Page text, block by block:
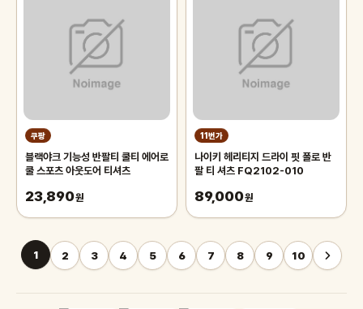
쿠팡
블랙야크 기능성 반팔티 쿨티 에어로
쿨 스포츠 아웃도어 티셔츠
23,890원
11번가
나이키 헤리티지 드라이 핏 폴로 반
팔 티 셔츠 FQ2102-010
89,000원
1 2 3 4 5 6 7 8 9 10